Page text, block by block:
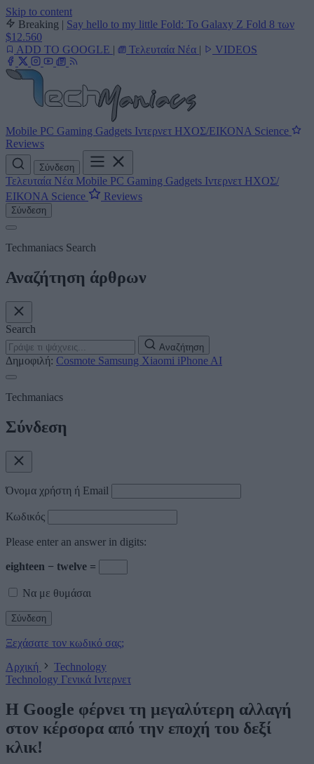
Skip to content
Breaking | Say hello to my little Fold: Το Galaxy Z Fold 8 των
$12.560
ADD TO GOOGLE | Τελευταία Νέα | VIDEOS
Mobile PC Gaming Gadgets Ιντερνετ ΗΧΟΣ/ΕΙΚΟΝΑ Science
Reviews
Σύνδεση
Τελευταία Νέα Mobile PC Gaming Gadgets Ιντερνετ ΗΧΟΣ/
ΕΙΚΟΝΑ Science Reviews
Σύνδεση
Techmaniacs Search
Αναζήτηση άρθρων
Search
Αναζήτηση
Δημοφιλή: Cosmote Samsung Xiaomi iPhone AI
Techmaniacs
Σύνδεση
Όνομα χρήστη ή Email
Κωδικός
Please enter an answer in digits:
eighteen − twelve =
Να με θυμάσαι
Ξεχάσατε τον κωδικό σας;
Αρχική
Technology
Technology Γενικά Ιντερνετ
Η Google φέρνει τη μεγαλύτερη αλλαγή
στον κέρσορα από την εποχή του δεξί
κλικ!